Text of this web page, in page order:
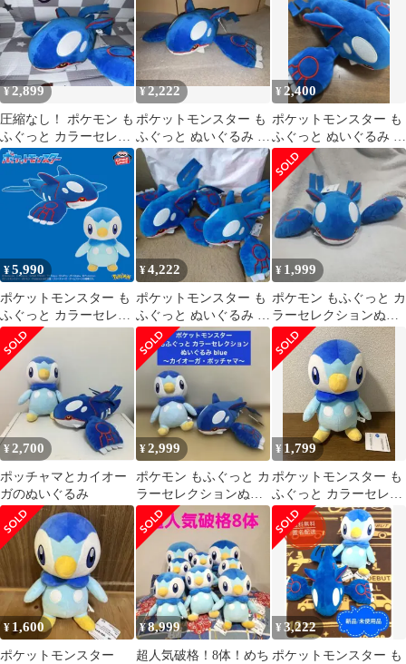
¥2,899
圧縮なし！ ポケモン も
ふぐっと カラーセレク
ションぬいぐるみ カイ
オーガ
¥2,222
ポケットモンスター も
ふぐっと ぬいぐるみ カ
イオーガ
¥ 2,400
ポケットモンスター も
ふぐっと ぬいぐるみ カ
イオーガ
¥5,990
ポケットモンスター も
ふぐっと カラーセレク
ションぬいぐるみ blue
～カイオーガ・ポッチ
ャマ～
¥4,222
ポケットモンスター も
ふぐっと ぬいぐるみ カ
イオーガ(2体)
¥ 1,999
ポケモン もふぐっと カ
ラーセレクションぬい
ぐるみ カイオーガ ポッ
チャマ
¥2,700
ポッチャマとカイオー
ガのぬいぐるみ
¥2,999
ポケモン もふぐっと カ
ラーセレクションぬい
ぐるみ カイオーガ ＆
ポッチャマ
¥ 1,799
ポケットモンスター も
ふぐっと カラーセレク
ションぬいぐるみ ポッ
チャマ
¥ 1,600
ポケットモンスター
¥8,999
超人気破格！8体！めち
¥3,222
ポケットモンスター も